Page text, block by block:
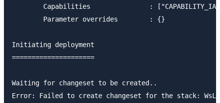
Capabilities               :
        Parameter overrides        : {}
Initiating deployment
=====================
Waiting for changeset to be created..
Error: Failed to create changeset for the stack: